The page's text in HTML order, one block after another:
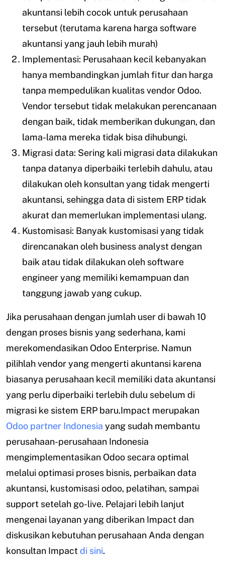
akuntansi lebih cocok untuk perusahaan
tersebut (terutama karena harga software
akuntansi yang jauh lebih murah)
Implementasi: Perusahaan kecil kebanyakan
hanya membandingkan jumlah fitur dan harga
tanpa mempedulikan kualitas vendor Odoo.
Vendor tersebut tidak melakukan perencanaan
dengan baik, tidak memberikan dukungan, dan
lama-lama mereka tidak bisa dihubungi.
Migrasi data: Sering kali migrasi data dilakukan
tanpa datanya diperbaiki terlebih dahulu, atau
dilakukan oleh konsultan yang tidak mengerti
akuntansi, sehingga data di sistem ERP tidak
akurat dan memerlukan implementasi ulang.
Kustomisasi: Banyak kustomisasi yang tidak
direncanakan oleh business analyst dengan
baik atau tidak dilakukan oleh software
engineer yang memiliki kemampuan dan
tanggung jawab yang cukup.
Jika perusahaan dengan jumlah user di bawah 10
dengan proses bisnis yang sederhana, kami
merekomendasikan Odoo Enterprise. Namun
pilihlah vendor yang mengerti akuntansi karena
biasanya perusahaan kecil memiliki data akuntansi
yang perlu diperbaiki terlebih dulu sebelum di
migrasi ke sistem ERP baru.Impact merupakan
Odoo partner Indonesia yang sudah membantu
perusahaan-perusahaan Indonesia
mengimplementasikan Odoo secara optimal
melalui optimasi proses bisnis, perbaikan data
akuntansi, kustomisasi odoo, pelatihan, sampai
support setelah go-live. Pelajari lebih lanjut
mengenai layanan yang diberikan Impact dan
diskusikan kebutuhan perusahaan Anda dengan
konsultan Impactdi sini.